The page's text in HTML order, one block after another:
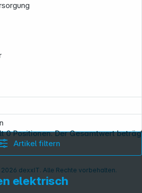
0 Positionen. Der Gesamtwert
Artikel filtern
elektrisch
dexxIT. Alle Rechte vorbehalten.